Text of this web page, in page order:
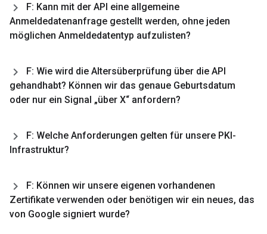
F: Kann mit der API eine allgemeine
Anmeldedatenanfrage gestellt werden, ohne jeden
möglichen Anmeldedatentyp aufzulisten?
F: Wie wird die Altersüberprüfung über die API
gehandhabt? Können wir das genaue Geburtsdatum
oder nur ein Signal „über X“ anfordern?
F: Welche Anforderungen gelten für unsere PKI-
Infrastruktur?
F: Können wir unsere eigenen vorhandenen
Zertifikate verwenden oder benötigen wir ein neues, das
von Google signiert wurde?